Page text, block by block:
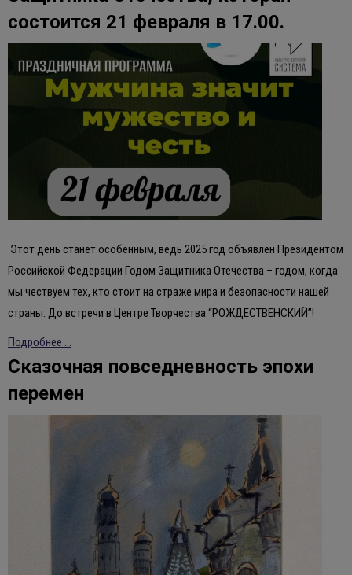
состоится 21 февраля в 17.00.
Этот день станет особенным, ведь 2025 год объявлен Президентом
Российской Федерации Годом Защитника Отечества – годом, когда
мы чествуем тех, кто стоит на страже мира и безопасности нашей
страны. До встречи в Центре Творчества “РОЖДЕСТВЕНСКИЙ”!
Подробнее ...
Сказочная повседневность эпохи
перемен